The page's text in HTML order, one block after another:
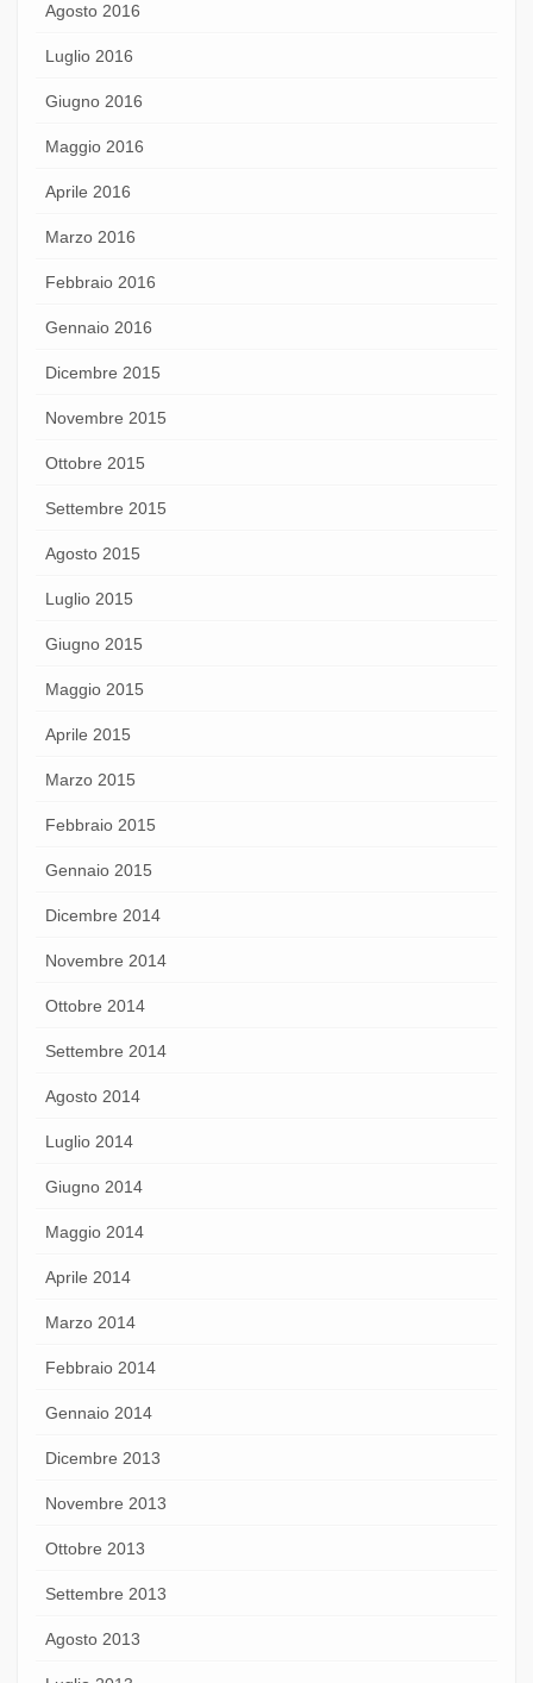
Agosto 2016
Luglio 2016
Giugno 2016
Maggio 2016
Aprile 2016
Marzo 2016
Febbraio 2016
Gennaio 2016
Dicembre 2015
Novembre 2015
Ottobre 2015
Settembre 2015
Agosto 2015
Luglio 2015
Giugno 2015
Maggio 2015
Aprile 2015
Marzo 2015
Febbraio 2015
Gennaio 2015
Dicembre 2014
Novembre 2014
Ottobre 2014
Settembre 2014
Agosto 2014
Luglio 2014
Giugno 2014
Maggio 2014
Aprile 2014
Marzo 2014
Febbraio 2014
Gennaio 2014
Dicembre 2013
Novembre 2013
Ottobre 2013
Settembre 2013
Agosto 2013